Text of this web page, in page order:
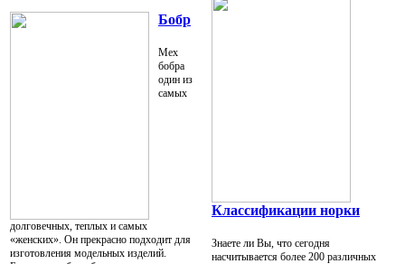
Бобр
Мех
бобра
один из
самых
долговечных, теплых и самых
«женских». Он прекрасно подходит для
изготовления модельных изделий.
Классификации норки
Знаете ли Вы, что сегодня
насчитывается более 200 различных